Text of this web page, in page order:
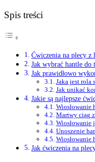
Spis treści
Ćwiczenia na plecy
Jak wybrać hantle do
Jak prawidłowo
Jaka jest rola
Jak unikać
Jakie są najlepsze
Wiosłowanie
Martwy ciąg
Wiosłowanie
Unoszenie
Wiosłowanie
Jak ćwiczenia na